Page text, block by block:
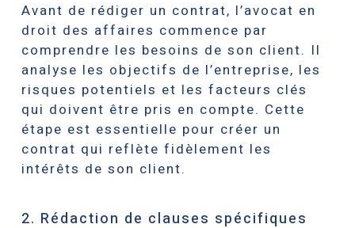
Avant de rédiger un contrat, l’avocat en
droit des affaires commence par
comprendre les besoins de son client. Il
analyse les objectifs de l’entreprise, les
risques potentiels et les facteurs clés
qui doivent être pris en compte. Cette
étape est essentielle pour créer un
contrat qui reflète fidèlement les
intérêts de son client.
2. Rédaction de clauses spécifiques